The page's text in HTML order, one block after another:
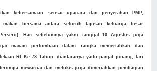
kebersamaan, seusai upacara dan penyerahan PMP,
makan bersama antara seluruh lapisan keluarga besar
Hari sebelumnya yakni tanggal 10 Agustus juga
macam perlombaan dalam rangka memeriahkan dan
RI Ke 73 Tahun, diantaranya yaitu panjat pinang, lari
mewarnai dan melukis juga dimeriahkan pembagian